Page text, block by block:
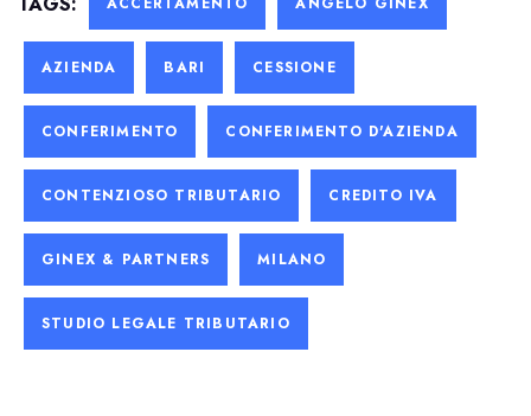
AZIENDA BARI CESSIONE
CONFERIMENTO CONFERIMENTO D'AZIENDA
CONTENZIOSO TRIBUTARIO CREDITO IVA
GINEX & PARTNERS MILANO
STUDIO LEGALE TRIBUTARIO